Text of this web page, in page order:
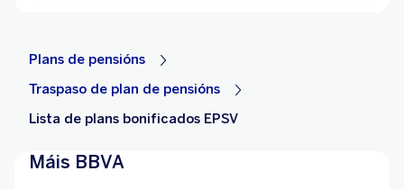
Plans de pensións
Traspaso de plan de pensións
Lista de plans bonificados EPSV
Máis BBVA